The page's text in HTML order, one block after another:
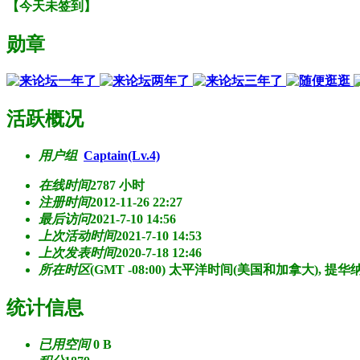
【今天未签到 】
勋章
活跃概况
用户组 Captain(Lv.4)
在线时间2787 小时
注册时间2012-11-26 22:27
最后访问2021-7-10 14:56
上次活动时间2021-7-10 14:53
上次发表时间2020-7-18 12:46
所在时区(GMT -08:00) 太平洋时间(美国和加拿大), 提华
统计信息
已用空间0 B